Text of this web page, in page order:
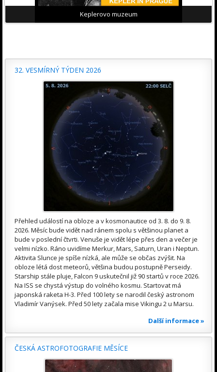
Keplerovo muzeum
32. VESMÍRNÝ TÝDEN 2026
Přehled událostí na obloze a v kosmonautice od 3. 8. do 9. 8.
2026. Měsíc bude vidět nad ránem spolu s většinou planet a
bude v poslední čtvrti. Venuše je vidět lépe přes den a večer je
velmi nízko. Ráno uvidíme Merkur, Mars, Saturn, Uran i Neptun.
Aktivita Slunce je spíše nízká, ale může se občas zvýšit. Na
obloze létá dost meteorů, většina budou postupně Perseidy.
Starship stále pluje, Falcon 9 uskutečnil již 90 startů v roce 2026.
Na ISS se chystá výstup do volného kosmu. Startovat má
japonská raketa H-3. Před 100 lety se narodil český astronom
Vladimír Vanýsek. Před 50 lety začala mise Vikingu 2 u Marsu.
Další informace »
ČESKÁ ASTROFOTOGRAFIE MĚSÍCE